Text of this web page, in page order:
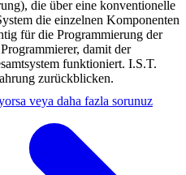
die über eine konventionelle
die einzelnen Komponenten
für die Programmierung der
damit der
funktioniert. I.S.T.
zurückblicken.
veya daha fazla sorunuz